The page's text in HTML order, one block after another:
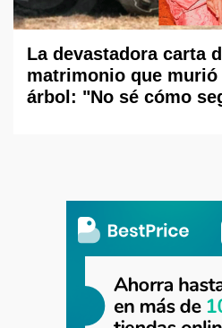
La devastadora carta
matrimonio que
árbol: "No sé cómo